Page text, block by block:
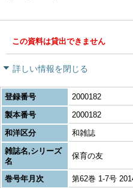
この資料は貸出できません
詳しい情報を閉じる
登録番号
2000182
製本番号
2000182
和洋区分
和雑誌
雑誌名,シリーズ
名
保育の友
巻号年月次
第62巻 1-7号